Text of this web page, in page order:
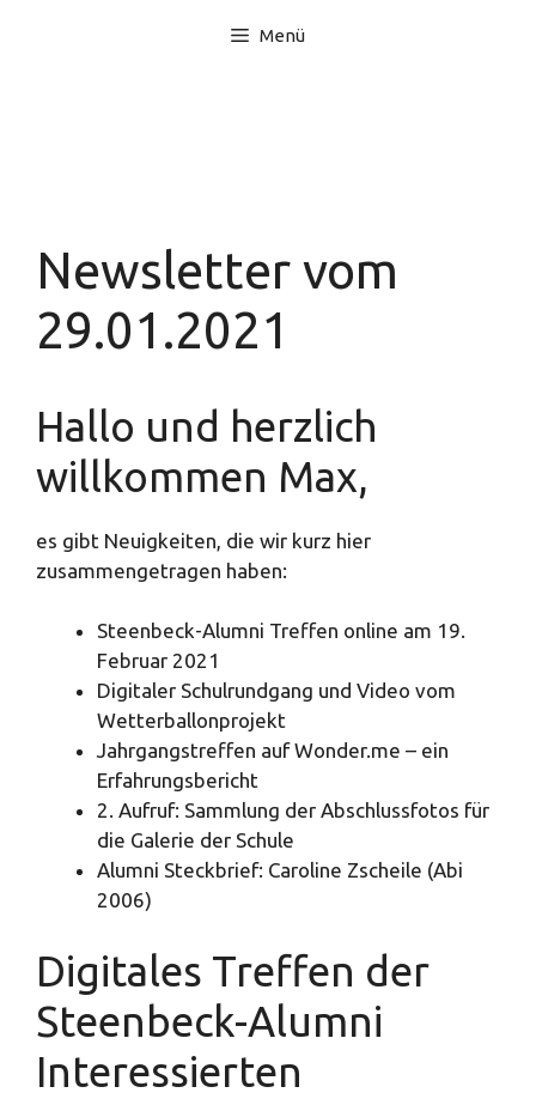
Menü
Newsletter vom
29.01.2021
Hallo und herzlich
willkommen Max,
es gibt Neuigkeiten, die wir kurz hier
zusammengetragen haben:
Steenbeck-Alumni Treffen online am 19.
Februar 2021
Digitaler Schulrundgang und Video vom
Wetterballonprojekt
Jahrgangstreffen auf Wonder.me – ein
Erfahrungsbericht
2. Aufruf: Sammlung der Abschlussfotos für
die Galerie der Schule
Alumni Steckbrief: Caroline Zscheile (Abi
2006)
Digitales Treffen der
Steenbeck-Alumni
Interessierten